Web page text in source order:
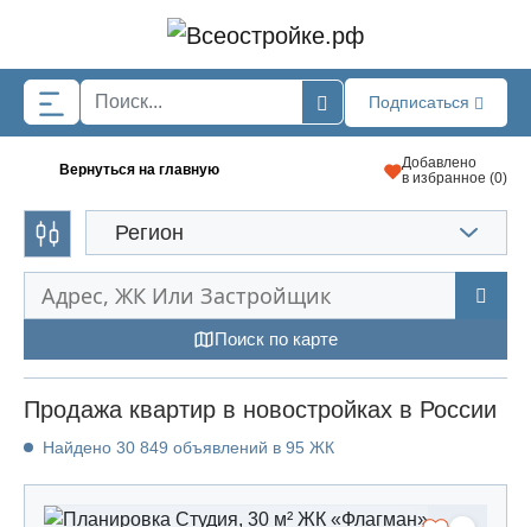
Подписаться
Вернуться на главную
Добавлено
в избранное (0)
Регион
Поиск по карте
Продажа квартир в новостройках в России
Найдено 30 849 объявлений в 95 ЖК